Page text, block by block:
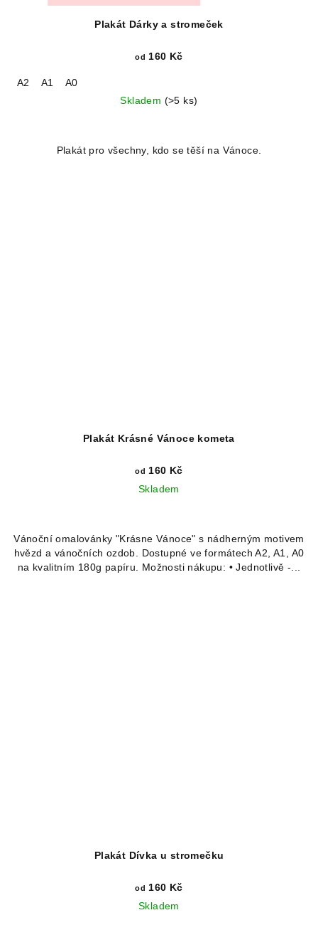
Plakát Dárky a stromeček
od 160 Kč
A2 A1
A0
Skladem (>5 ks)
Plakát pro všechny, kdo se těší na Vánoce.
Plakát Krásné Vánoce kometa
od 160 Kč
Skladem
Vánoční omalovánky "Krásne Vánoce" s nádherným motivem
hvězd a vánočních ozdob. Dostupné ve formátech A2, A1, A0
na kvalitním 180g papíru. Možnosti nákupu: • Jednotlivě -...
Plakát Dívka u stromečku
od 160 Kč
Skladem